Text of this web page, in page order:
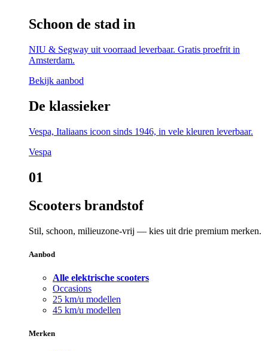
Schoon de stad in
NIU & Segway uit voorraad leverbaar. Gratis proefrit in
Amsterdam.
Bekijk aanbod
De klassieker
Vespa, Italiaans icoon sinds 1946, in vele kleuren leverbaar.
Vespa
01
Scooters brandstof
Stil, schoon, milieuzone-vrij — kies uit drie premium merken.
Aanbod
Alle elektrische scooters
Occasions
25 km/u modellen
45 km/u modellen
Merken